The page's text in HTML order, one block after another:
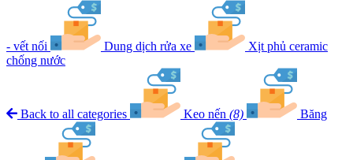
- vết nối Dung dịch rửa xe
Xịt phủ ceramic
chống nước
Back to all categories Keo nến (8) Băng